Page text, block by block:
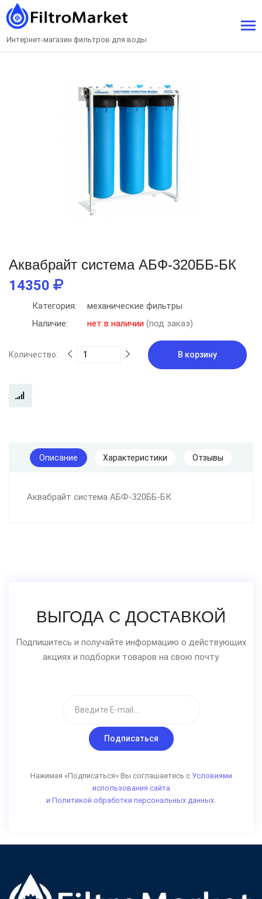
Интернет-магазин фильтров для воды
Аквабрайт система АБФ-320ББ-БК
14350
Категория:
механические фильтры
Наличие:
нет в наличии (под заказ)
Количество: В корзину
Описание Характеристики Отзывы
Аквабрайт система АБФ-320ББ-БК
ВЫГОДА С ДОСТАВКОЙ
Подпишитесь и получайте информацию о действующих
акциях и подборки товаров на свою почту.
Подписаться
Нажимая «Подписаться» Вы соглашаетесь с Условиями
использования сайта
и Политикой обработки персональных данных.